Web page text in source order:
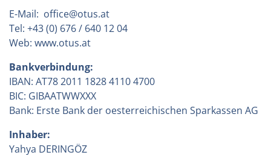
E-Mail: office@otus.at
Tel: +43 (0) 676 / 640 12 04
Web: www.otus.at
Bankverbindung:
IBAN: AT78 2011 1828 4110 4700
BIC: GIBAATWWXXX
Bank: Erste Bank der oesterreichischen Sparkassen AG
Inhaber:
Yahya DERINGÖZ